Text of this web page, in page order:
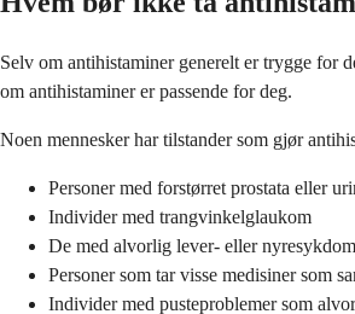
Selv om antihistaminer generelt er trygge for
om antihistaminer er passende for deg.
Noen mennesker har tilstander som gjør
Personer med forstørret prostata eller
Individer med trangvinkelglaukom
De med alvorlig lever- eller nyresykdom
Personer som tar visse medisiner som
Individer med pusteproblemer som